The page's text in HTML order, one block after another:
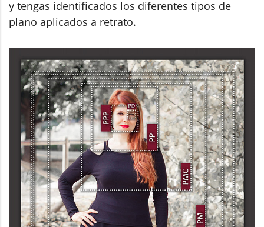
y tengas identificados los diferentes tipos de
plano aplicados a retrato.